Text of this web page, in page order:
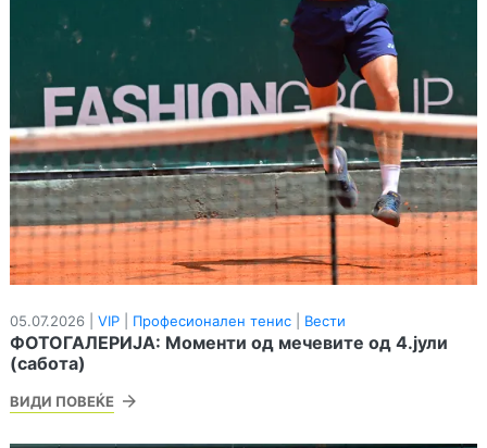
05.07.2026 | VIP Професионален тенис Вести
ФОТОГАЛЕРИЈА: Моменти од мечевите од 4.јули
(сабота)
ВИДИ ПОВЕЌЕ